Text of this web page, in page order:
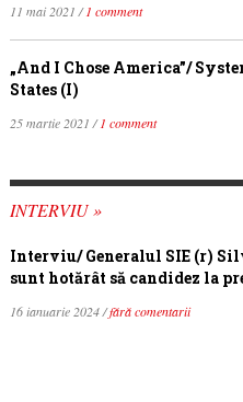
11 mai 2021 /1 comment
„And I Chose America”/
States (I)
25 martie 2021 /1 comment
INTERVIU »
Interviu/ Generalul SIE (r)
sunt hotărât să candidez la
16 ianuarie 2024 /fără comentarii